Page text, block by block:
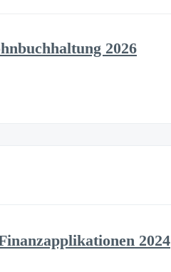
2026
2024